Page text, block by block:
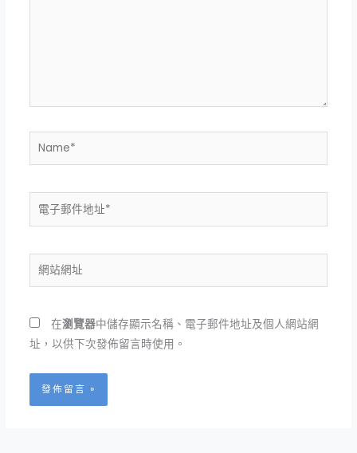
Name*
電
*
網
站
址
在瀏覽器中儲存顯示名稱、電子郵件地址及個人網站網
址，以供下次發佈留言時使用。